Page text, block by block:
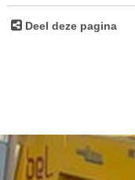
Deel deze pagina